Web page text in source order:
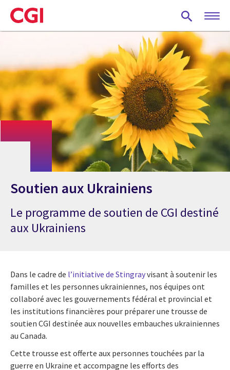
Skip
to
main
Soutien aux Ukrainiens
Le programme de soutien de CGI destiné
aux Ukrainiens
Dans le cadre de l’initiative de Stingrayvisant à soutenir les
familles et les personnes ukrainiennes, nos équipes ont
collaboré avec les gouvernements fédéral et provincial et
les institutions financières pour préparer une trousse de
soutien CGI destinée aux nouvelles embauches ukrainiennes
au Canada.
Cette trousse est offerte aux personnes touchées par la
guerre en Ukraine et accompagne les efforts des